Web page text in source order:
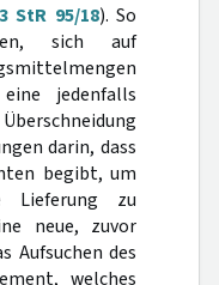
3 StR 95/18). So
sich auf
eine jedenfalls
darin, dass
begibt, um
Lieferung zu
neue, zuvor
Aufsuchen des
welches